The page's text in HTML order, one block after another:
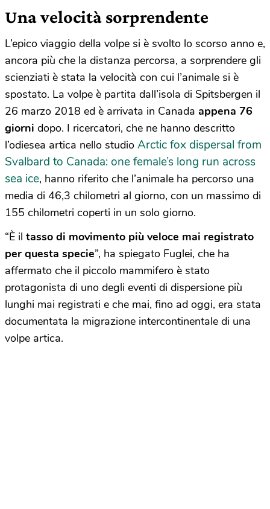
Una velocità sorprendente
L’epico viaggio della volpe si è svolto lo scorso anno e,
ancora più che la distanza percorsa, a sorprendere gli
scienziati è stata la velocità con cui l’animale si è
spostato. La volpe è partita dall’isola di Spitsbergen il
26 marzo 2018 ed è arrivata in Canada appena 76
giorni dopo. I ricercatori, che ne hanno descritto
l’odiesea artica nello studio Arctic fox dispersal from
Svalbard to Canada: one female’s long run across
sea ice, hanno riferito che l’animale ha percorso una
media di 46,3 chilometri al giorno, con un massimo di
155 chilometri coperti in un solo giorno.
“È il tasso di movimento più veloce mai registrato
per questa specie”, ha spiegato Fuglei, che ha
affermato che il piccolo mammifero è stato
protagonista di uno degli eventi di dispersione più
lunghi mai registrati e che mai, fino ad oggi, era stata
documentata la migrazione intercontinentale di una
volpe artica.